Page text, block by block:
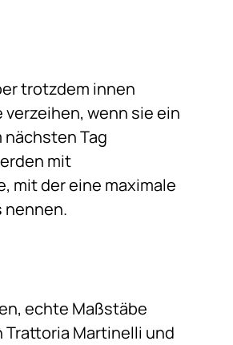
trotzdem innen
verzeihen, wenn sie ein
nächsten Tag
mit
mit der eine maximale
nennen.
echte Maßstäbe
Trattoria Martinelli und